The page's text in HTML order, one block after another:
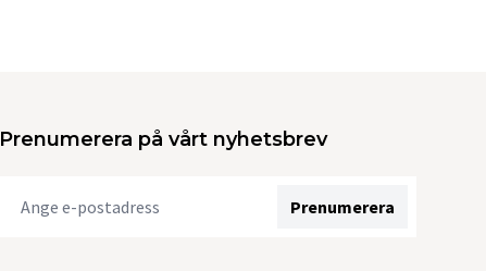
Prenumerera på vårt nyhetsbrev
Prenumerera